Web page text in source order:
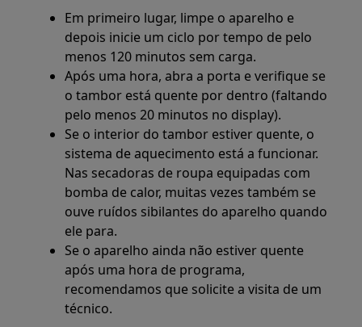
Em primeiro lugar, limpe o aparelho e
depois inicie um ciclo por tempo de pelo
menos 120 minutos sem carga.
Após uma hora, abra a porta e verifique se
o tambor está quente por dentro (faltando
pelo menos 20 minutos no display).
Se o interior do tambor estiver quente, o
sistema de aquecimento está a funcionar.
Nas secadoras de roupa equipadas com
bomba de calor, muitas vezes também se
ouve ruídos sibilantes do aparelho quando
ele para.
Se o aparelho ainda não estiver quente
após uma hora de programa,
recomendamos que solicite a visita de um
técnico.